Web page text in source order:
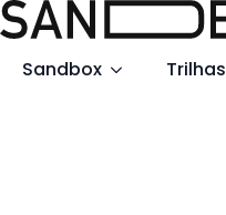
Sandbox Trilhas
for: